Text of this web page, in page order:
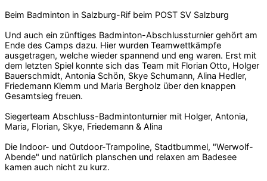
Beim Badminton in Salzburg-Rif beim POST SV Salzburg
Und auch ein zünftiges Badminton-Abschlussturnier gehört am
Ende des Camps dazu. Hier wurden Teamwettkämpfe
ausgetragen, welche wieder spannend und eng waren. Erst mit
dem letzten Spiel konnte sich das Team mit Florian Otto, Holger
Bauerschmidt, Antonia Schön, Skye Schumann, Alina Hedler,
Friedemann Klemm und Maria Bergholz über den knappen
Gesamtsieg freuen.
Siegerteam Abschluss-Badmintonturnier mit Holger, Antonia,
Maria, Florian, Skye, Friedemann & Alina
Die Indoor- und Outdoor-Trampoline, Stadtbummel, "Werwolf-
Abende" und natürlich planschen und relaxen am Badesee
kamen auch nicht zu kurz.